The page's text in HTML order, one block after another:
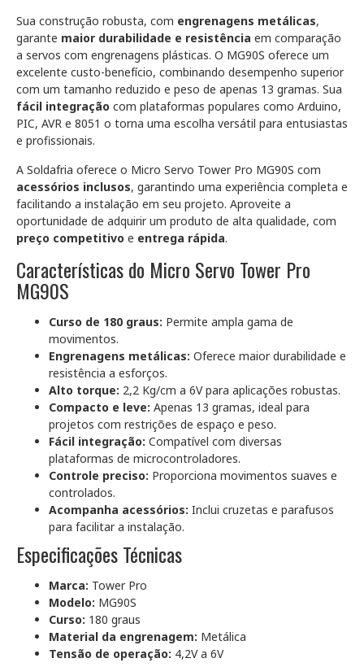
Sua construção robusta, com engrenagens metálicas,
garante maior durabilidade e resistência em comparação
a servos com engrenagens plásticas. O MG90S oferece um
excelente custo-benefício, combinando desempenho superior
com um tamanho reduzido e peso de apenas 13 gramas. Sua
fácil integração com plataformas populares como Arduino,
PIC, AVR e 8051 o torna uma escolha versátil para entusiastas
e profissionais.
A Soldafria oferece o Micro Servo Tower Pro MG90S com
acessórios inclusos, garantindo uma experiência completa e
facilitando a instalação em seu projeto. Aproveite a
oportunidade de adquirir um produto de alta qualidade, com
preço competitivo e entrega rápida.
Características do Micro Servo Tower Pro
MG90S
Curso de 180 graus: Permite ampla gama de
movimentos.
Engrenagens metálicas: Oferece maior durabilidade e
resistência a esforços.
Alto torque: 2,2 Kg/cm a 6V para aplicações robustas.
Compacto e leve: Apenas 13 gramas, ideal para
projetos com restrições de espaço e peso.
Fácil integração: Compatível com diversas
plataformas de microcontroladores.
Controle preciso: Proporciona movimentos suaves e
controlados.
Acompanha acessórios: Inclui cruzetas e parafusos
para facilitar a instalação.
Especificações Técnicas
Marca: Tower Pro
Modelo: MG90S
Curso: 180 graus
Material da engrenagem: Metálica
Tensão de operação: 4,2V a 6V